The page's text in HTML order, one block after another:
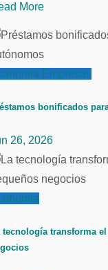
More
Empresas
bonificados
26, 2026
tecnología transforma